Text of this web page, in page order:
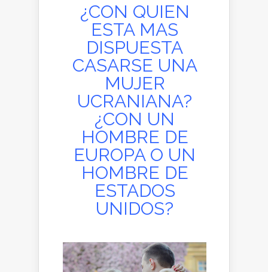
¿CON QUIEN
ESTA MAS
DISPUESTA
CASARSE UNA
MUJER
UCRANIANA?
¿CON UN
HOMBRE DE
EUROPA O UN
HOMBRE DE
ESTADOS
UNIDOS?